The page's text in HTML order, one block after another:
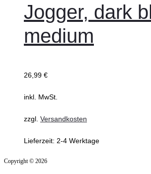
Varianten
auf.
Die
der
werden
Jogger, dark
medium
26,99 €
inkl. MwSt.
zzgl. Versandkosten
Lieferzeit: 2-4 Werktage
Copyright © 2026